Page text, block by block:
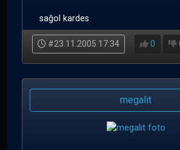
sağol kardes
#23.11.2005 17:34 0
megalit